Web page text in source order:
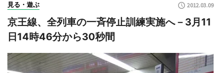
見る・遊ぶ 2012.03.09
京王線、全列車の一斉停止訓練実施へ－3月11
日14時46分から30秒間